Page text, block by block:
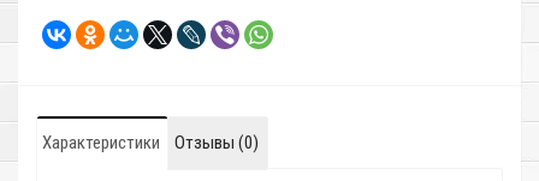
Характеристики Отзывы (0)